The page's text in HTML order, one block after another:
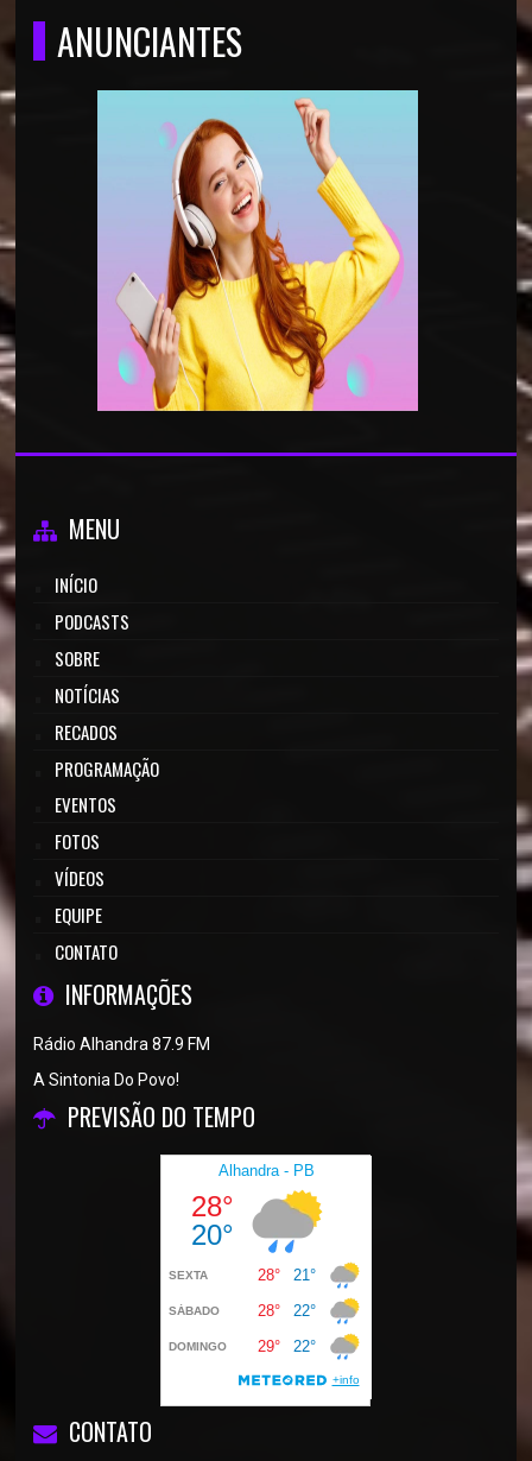
ANUNCIANTES
MENU
INÍCIO
PODCASTS
SOBRE
NOTÍCIAS
RECADOS
PROGRAMAÇÃO
EVENTOS
FOTOS
VÍDEOS
EQUIPE
CONTATO
INFORMAÇÕES
Rádio Alhandra 87.9 FM
A Sintonia Do Povo!
PREVISÃO DO TEMPO
CONTATO